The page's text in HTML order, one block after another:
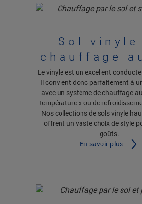
Sol vinyle
chauffage
Le vinyle est un excellent
Il convient donc parfaitement à
avec un système de chauffage
température » ou de
Nos collections de sols vinyle
offrent un vaste choix de style
goûts.
En savoir plus